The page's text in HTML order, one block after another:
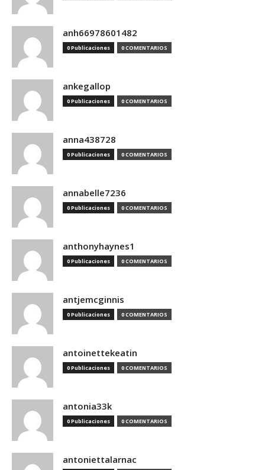
anh66978601482
0 Publicaciones 0 COMENTARIOS
ankegallop
0 Publicaciones 0 COMENTARIOS
anna438728
0 Publicaciones 0 COMENTARIOS
annabelle7236
0 Publicaciones 0 COMENTARIOS
anthonyhaynes1
0 Publicaciones 0 COMENTARIOS
antjemcginnis
0 Publicaciones 0 COMENTARIOS
antoinettekeatin
0 Publicaciones 0 COMENTARIOS
antonia33k
0 Publicaciones 0 COMENTARIOS
antoniettalarnac